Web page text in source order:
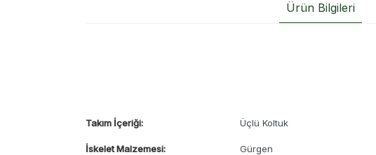
Ürün Bilgileri
Takım İçeriği: Üçlü Koltuk
İskelet Malzemesi: Gürgen